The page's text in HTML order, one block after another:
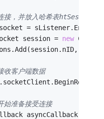
，并放入哈希表htSessions
=
session =
new
客户端数据
准备接受连接
asyncCallback =